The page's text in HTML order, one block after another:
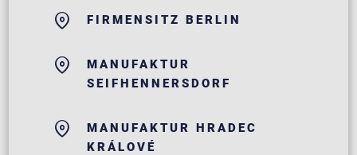
FIRMENSITZ BERLIN
MANUFAKTUR
SEIFHENNERSDORF
MANUFAKTUR HRADEC
KRÁLOVÉ